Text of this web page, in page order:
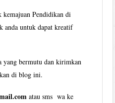
Pendidikan di
anda untuk dapat kreatif
yang bermutu dan kirimkan
di blog ini.
atau sms wa ke